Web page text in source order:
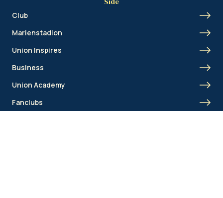
Club
Marienstadion
Union Inspires
Business
Union Academy
Fanclubs